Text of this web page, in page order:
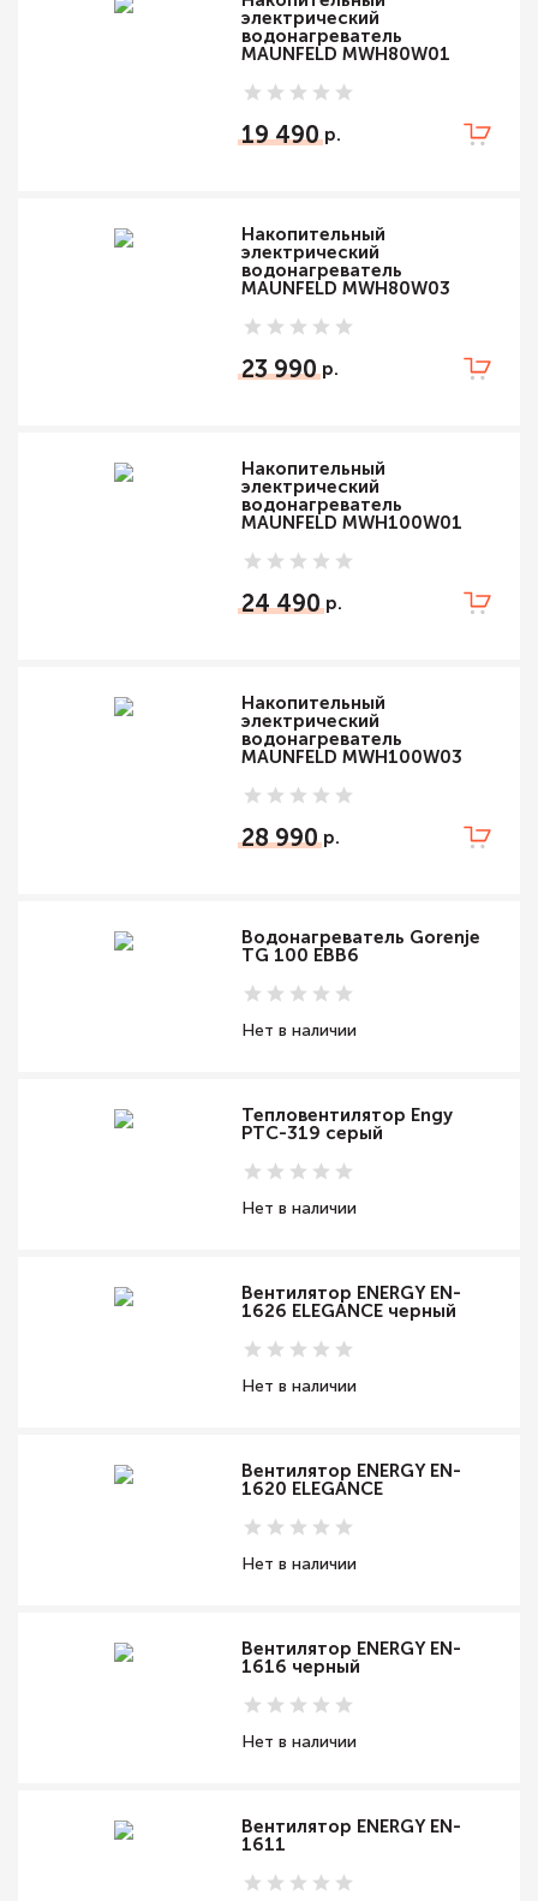
электрический
водонагреватель
MAUNFELD MWH80W01
19 490
Накопительный
электрический
водонагреватель
MAUNFELD MWH80W03
23 990
Накопительный
электрический
водонагреватель
MAUNFELD MWH100W01
24 490
Накопительный
электрический
водонагреватель
MAUNFELD MWH100W03
28 990
Водонагреватель Gorenje
TG 100 EBB6
Нет в наличии
Тепловентилятор Engy
PTC-319 серый
Нет в наличии
Вентилятор ENERGY EN-
1626 ELEGANCE черный
Нет в наличии
Вентилятор ENERGY EN-
1620 ELEGANCE
Нет в наличии
Вентилятор ENERGY EN-
1616 черный
Нет в наличии
Вентилятор ENERGY EN-
1611